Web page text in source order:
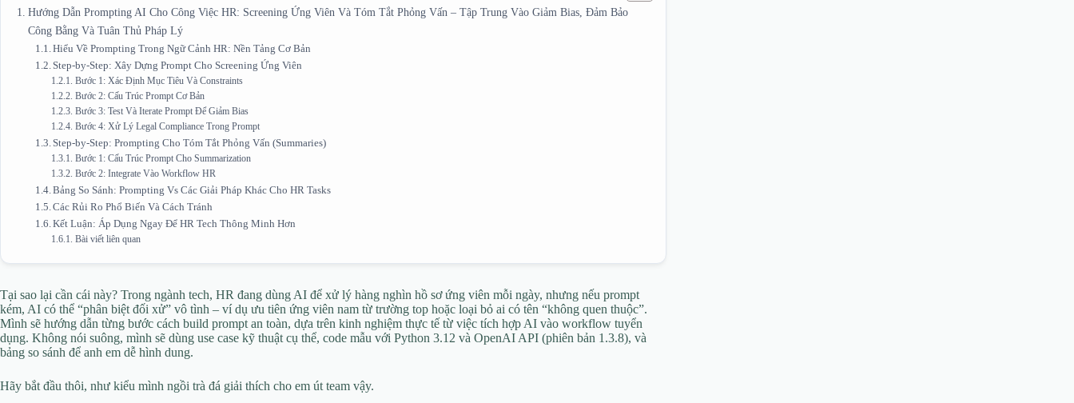
Hướng Dẫn Prompting AI Cho Công Việc HR: Screening Ứng Viên Và Tóm Tắt Phỏng Vấn – Tập Trung Vào Giảm Bias, Đảm Bảo
Công Bằng Và Tuân Thủ Pháp Lý
Hiểu Về Prompting Trong Ngữ Cảnh HR: Nền Tảng Cơ Bản
Step-by-Step: Xây Dựng Prompt Cho Screening Ứng Viên
Bước 1: Xác Định Mục Tiêu Và Constraints
Bước 2: Cấu Trúc Prompt Cơ Bản
Bước 3: Test Và Iterate Prompt Để Giảm Bias
Bước 4: Xử Lý Legal Compliance Trong Prompt
Step-by-Step: Prompting Cho Tóm Tắt Phỏng Vấn (Summaries)
Bước 1: Cấu Trúc Prompt Cho Summarization
Bước 2: Integrate Vào Workflow HR
Bảng So Sánh: Prompting Vs Các Giải Pháp Khác Cho HR Tasks
Các Rủi Ro Phổ Biến Và Cách Tránh
Kết Luận: Áp Dụng Ngay Để HR Tech Thông Minh Hơn
Bài viết liên quan
Tại sao lại cần cái này? Trong ngành tech, HR đang dùng AI để xử lý hàng nghìn hồ sơ ứng viên mỗi ngày, nhưng nếu prompt
kém, AI có thể “phân biệt đối xử” vô tình – ví dụ ưu tiên ứng viên nam từ trường top hoặc loại bỏ ai có tên “không quen thuộc”.
Mình sẽ hướng dẫn từng bước cách build prompt an toàn, dựa trên kinh nghiệm thực tế từ việc tích hợp AI vào workflow tuyển
dụng. Không nói suông, mình sẽ dùng use case kỹ thuật cụ thể, code mẫu với Python 3.12 và OpenAI API (phiên bản 1.3.8), và
bảng so sánh để anh em dễ hình dung.
Hãy bắt đầu thôi, như kiểu mình ngồi trà đá giải thích cho em út team vậy.